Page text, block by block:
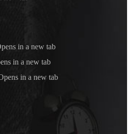
in a new tab
in a new tab
in a new tab